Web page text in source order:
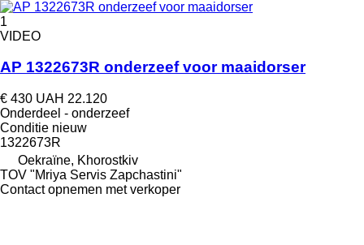
1
VIDEO
AP 1322673R onderzeef voor maaidorser
€ 430 UAH 22.120
Onderdeel - onderzeef
Conditie nieuw
1322673R
Oekraïne, Khorostkiv
TOV "Mriya Servis Zapchastini"
Contact opnemen met verkoper